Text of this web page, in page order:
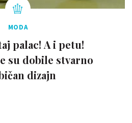
MODA
palac! A i petu!
su dobile stvarno
dizajn